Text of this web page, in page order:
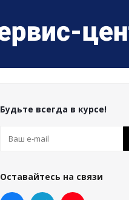
Будьте всегда в курсе!
Оставайтесь на связи